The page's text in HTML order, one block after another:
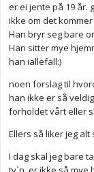
er ei jente på 19 år.
ikke om det
Han bryr seg bare
Han sitter mye
han iallefall:)
noen forslag til
han ikke er så
forholdet vårt eller
Ellers så liker jeg
I dag skal jeg bare